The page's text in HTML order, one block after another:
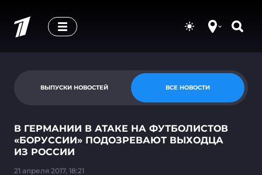
ВЫПУСКИ НОВОСТЕЙ ВСЕ НОВОСТИ
В ГЕРМАНИИ В АТАКЕ НА ФУТБОЛИСТОВ
«БОРУССИИ» ПОДОЗРЕВАЮТ ВЫХОДЦА
ИЗ РОССИИ
21 апреля 2017, 18:21